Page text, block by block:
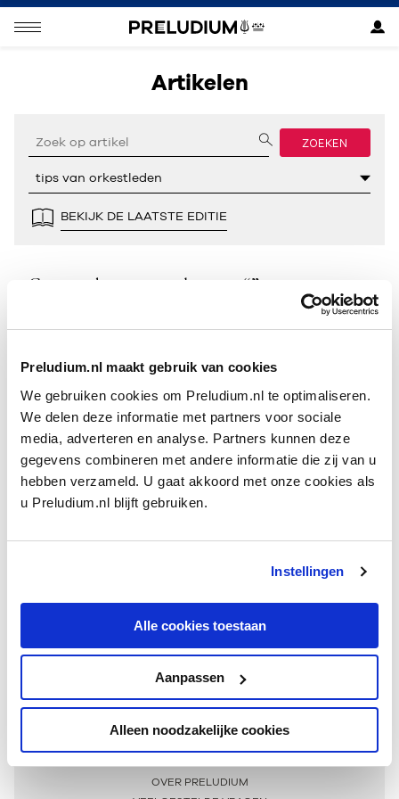
Preludium.nl maakt gebruik van cookies
We gebruiken cookies om Preludium.nl te optimaliseren.
We delen deze informatie met partners voor sociale
media, adverteren en analyse. Partners kunnen deze
gegevens combineren met andere informatie die zij van u
hebben verzameld. U gaat akkoord met onze cookies als
u Preludium.nl blijft gebruiken.
Instellingen
Alle cookies toestaan
Aanpassen
Alleen noodzakelijke cookies
Artikelen
ZOEKEN
BEKIJK DE LAATSTE EDITIE
Geen resultaten gevonden voor “”.
Meer informatie
OVER PRELUDIUM